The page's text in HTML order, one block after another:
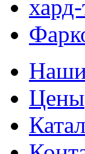
Цены